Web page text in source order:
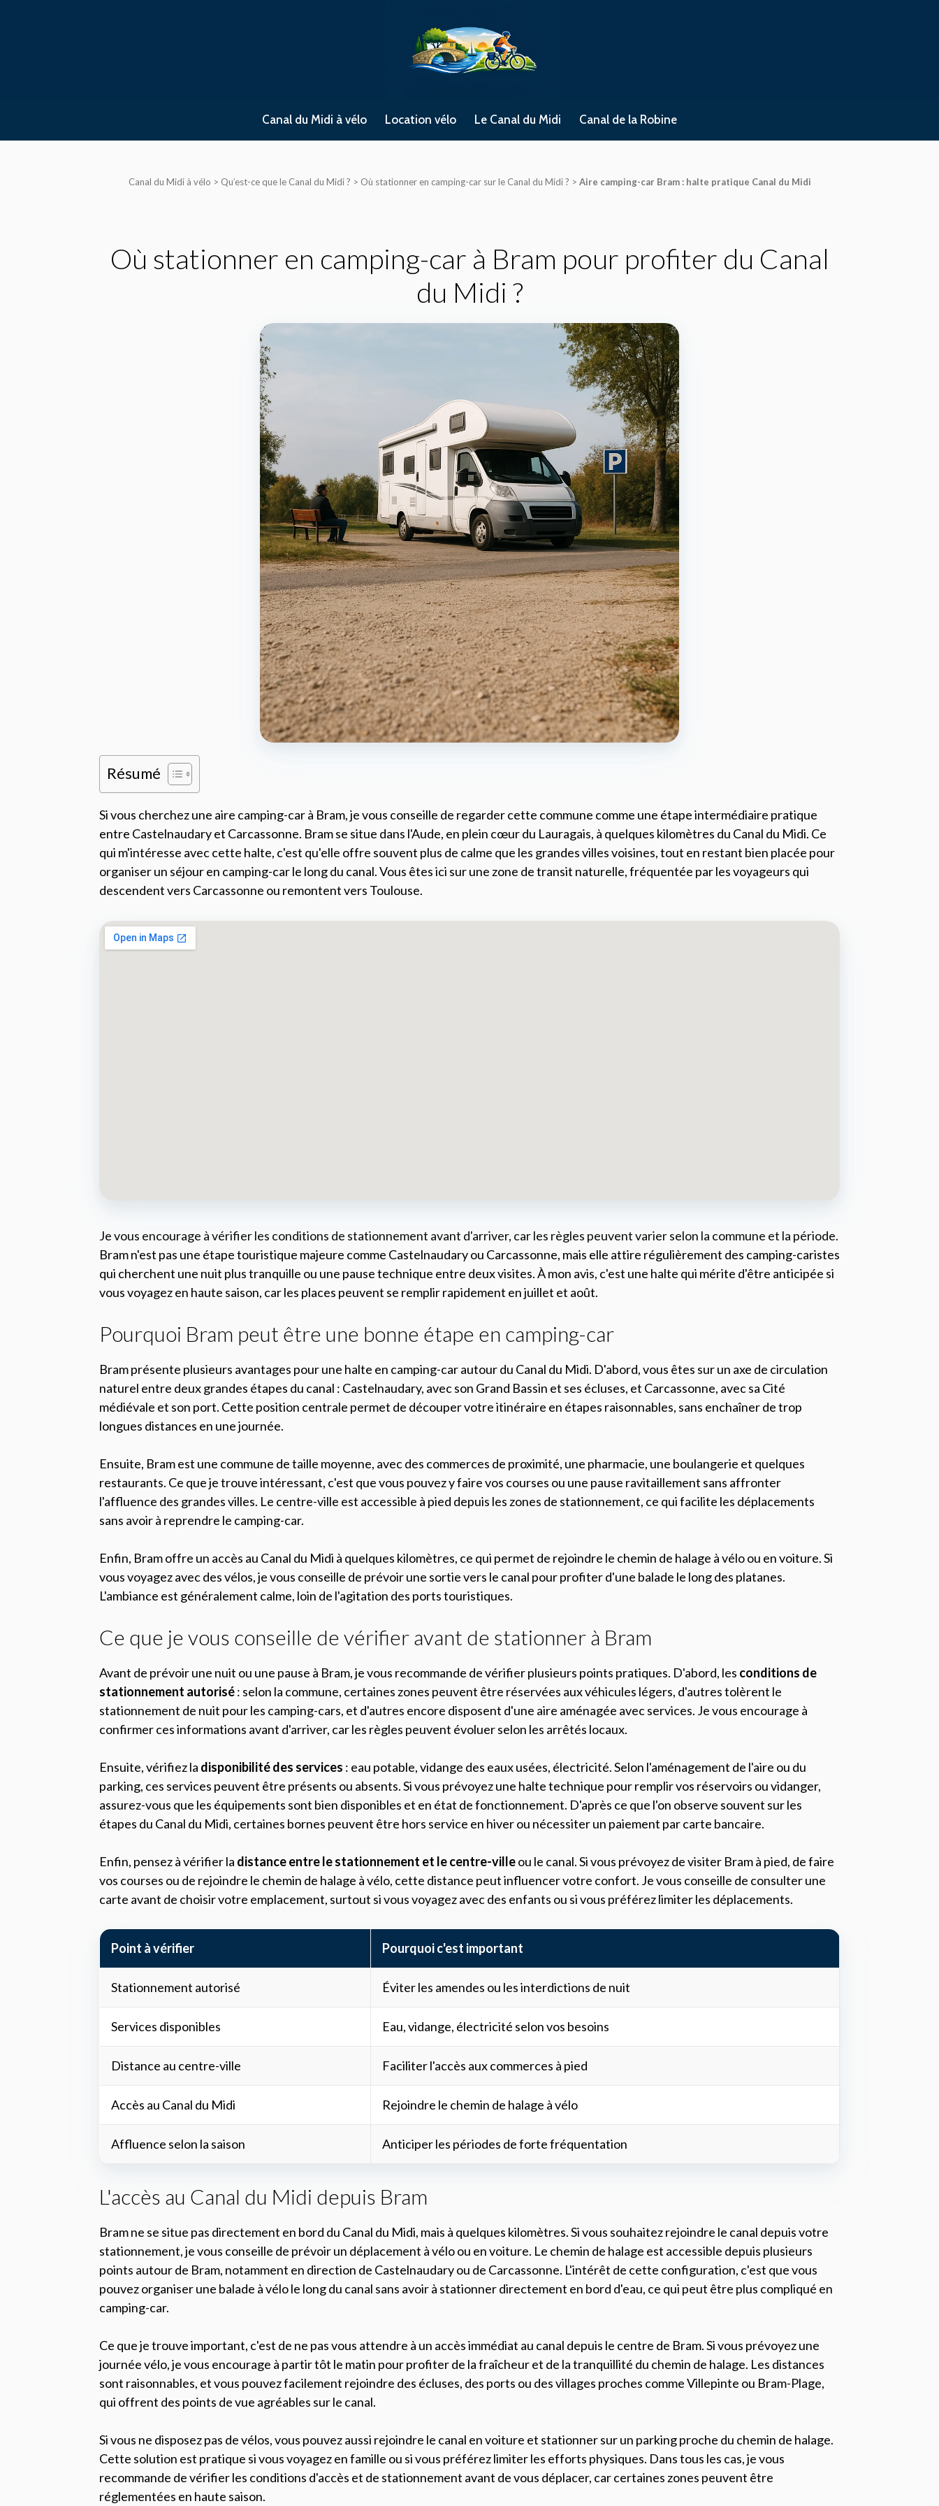
Canal du Midi à vélo Location vélo Le Canal du Midi Canal de la Robine
Canal du Midi à vélo > Qu’est-ce que le Canal du Midi ? > Où stationner en camping-car sur le Canal du Midi ? > Aire camping-car Bram : halte pratique Canal du Midi
Où stationner en camping-car à Bram pour profiter du Canal
du Midi ?
Résumé
Si vous cherchez une aire camping-car à Bram, je vous conseille de regarder cette commune comme une étape intermédiaire pratique
entre Castelnaudary et Carcassonne. Bram se situe dans l'Aude, en plein cœur du Lauragais, à quelques kilomètres du Canal du Midi. Ce
qui m'intéresse avec cette halte, c'est qu'elle offre souvent plus de calme que les grandes villes voisines, tout en restant bien placée pour
organiser un séjour en camping-car le long du canal. Vous êtes ici sur une zone de transit naturelle, fréquentée par les voyageurs qui
descendent vers Carcassonne ou remontent vers Toulouse.
Je vous encourage à vérifier les conditions de stationnement avant d'arriver, car les règles peuvent varier selon la commune et la période.
Bram n'est pas une étape touristique majeure comme Castelnaudary ou Carcassonne, mais elle attire régulièrement des camping-caristes
qui cherchent une nuit plus tranquille ou une pause technique entre deux visites. À mon avis, c'est une halte qui mérite d'être anticipée si
vous voyagez en haute saison, car les places peuvent se remplir rapidement en juillet et août.
Pourquoi Bram peut être une bonne étape en camping-car
Bram présente plusieurs avantages pour une halte en camping-car autour du Canal du Midi. D'abord, vous êtes sur un axe de circulation
naturel entre deux grandes étapes du canal : Castelnaudary, avec son Grand Bassin et ses écluses, et Carcassonne, avec sa Cité
médiévale et son port. Cette position centrale permet de découper votre itinéraire en étapes raisonnables, sans enchaîner de trop
longues distances en une journée.
Ensuite, Bram est une commune de taille moyenne, avec des commerces de proximité, une pharmacie, une boulangerie et quelques
restaurants. Ce que je trouve intéressant, c'est que vous pouvez y faire vos courses ou une pause ravitaillement sans affronter
l'affluence des grandes villes. Le centre-ville est accessible à pied depuis les zones de stationnement, ce qui facilite les déplacements
sans avoir à reprendre le camping-car.
Enfin, Bram offre un accès au Canal du Midi à quelques kilomètres, ce qui permet de rejoindre le chemin de halage à vélo ou en voiture. Si
vous voyagez avec des vélos, je vous conseille de prévoir une sortie vers le canal pour profiter d'une balade le long des platanes.
L'ambiance est généralement calme, loin de l'agitation des ports touristiques.
Ce que je vous conseille de vérifier avant de stationner à Bram
Avant de prévoir une nuit ou une pause à Bram, je vous recommande de vérifier plusieurs points pratiques. D'abord, les conditions de
stationnement autorisé: selon la commune, certaines zones peuvent être réservées aux véhicules légers, d'autres tolèrent le
stationnement de nuit pour les camping-cars, et d'autres encore disposent d'une aire aménagée avec services. Je vous encourage à
confirmer ces informations avant d'arriver, car les règles peuvent évoluer selon les arrêtés locaux.
Ensuite, vérifiez la disponibilité des services : eau potable, vidange des eaux usées, électricité. Selon l'aménagement de l'aire ou du
parking, ces services peuvent être présents ou absents. Si vous prévoyez une halte technique pour remplir vos réservoirs ou vidanger,
assurez-vous que les équipements sont bien disponibles et en état de fonctionnement. D'après ce que l'on observe souvent sur les
étapes du Canal du Midi, certaines bornes peuvent être hors service en hiver ou nécessiter un paiement par carte bancaire.
Enfin, pensez à vérifier la distance entre le stationnement et le centre-villeou le canal. Si vous prévoyez de visiter Bram à pied, de faire
vos courses ou de rejoindre le chemin de halage à vélo, cette distance peut influencer votre confort. Je vous conseille de consulter une
carte avant de choisir votre emplacement, surtout si vous voyagez avec des enfants ou si vous préférez limiter les déplacements.
Point à vérifier Pourquoi c'est important
Stationnement autorisé Éviter les amendes ou les interdictions de nuit
Services disponibles Eau, vidange, électricité selon vos besoins
Distance au centre-ville Faciliter l'accès aux commerces à pied
Accès au Canal du Midi Rejoindre le chemin de halage à vélo
Affluence selon la saison Anticiper les périodes de forte fréquentation
L'accès au Canal du Midi depuis Bram
Bram ne se situe pas directement en bord du Canal du Midi, mais à quelques kilomètres. Si vous souhaitez rejoindre le canal depuis votre
stationnement, je vous conseille de prévoir un déplacement à vélo ou en voiture. Le chemin de halage est accessible depuis plusieurs
points autour de Bram, notamment en direction de Castelnaudary ou de Carcassonne. L'intérêt de cette configuration, c'est que vous
pouvez organiser une balade à vélo le long du canal sans avoir à stationner directement en bord d'eau, ce qui peut être plus compliqué en
camping-car.
Ce que je trouve important, c'est de ne pas vous attendre à un accès immédiat au canal depuis le centre de Bram. Si vous prévoyez une
journée vélo, je vous encourage à partir tôt le matin pour profiter de la fraîcheur et de la tranquillité du chemin de halage. Les distances
sont raisonnables, et vous pouvez facilement rejoindre des écluses, des ports ou des villages proches comme Villepinte ou Bram-Plage,
qui offrent des points de vue agréables sur le canal.
Si vous ne disposez pas de vélos, vous pouvez aussi rejoindre le canal en voiture et stationner sur un parking proche du chemin de halage.
Cette solution est pratique si vous voyagez en famille ou si vous préférez limiter les efforts physiques. Dans tous les cas, je vous
recommande de vérifier les conditions d'accès et de stationnement avant de vous déplacer, car certaines zones peuvent être
réglementées en haute saison.